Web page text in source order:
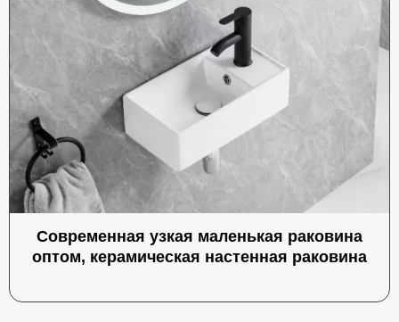
Современная узкая маленькая раковина
оптом, керамическая настенная раковина